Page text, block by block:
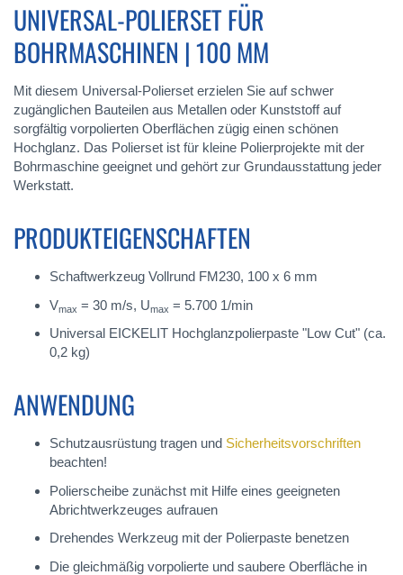
UNIVERSAL-POLIERSET FÜR
BOHRMASCHINEN | 100 MM
Mit diesem Universal-Polierset erzielen Sie auf schwer
zugänglichen Bauteilen aus Metallen oder Kunststoff auf
sorgfältig vorpolierten Oberflächen zügig einen schönen
Hochglanz. Das Polierset ist für kleine Polierprojekte mit der
Bohrmaschine geeignet und gehört zur Grundausstattung jeder
Werkstatt.
PRODUKTEIGENSCHAFTEN
Schaftwerkzeug Vollrund FM230, 100 x 6 mm
Vmax = 30 m/s, Umax = 5.700 1/min
Universal EICKELIT Hochglanzpolierpaste "Low Cut" (ca.
0,2 kg)
ANWENDUNG
Schutzausrüstung tragen und Sicherheitsvorschriften
beachten!
Polierscheibe zunächst mit Hilfe eines geeigneten
Abrichtwerkzeuges aufrauen
Drehendes Werkzeug mit der Polierpaste benetzen
Die gleichmäßig vorpolierte und saubere Oberfläche in